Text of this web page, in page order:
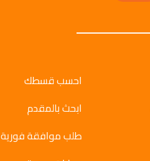
احسب قسطك
ابحث بالمقدم
طلب موافقة فورية